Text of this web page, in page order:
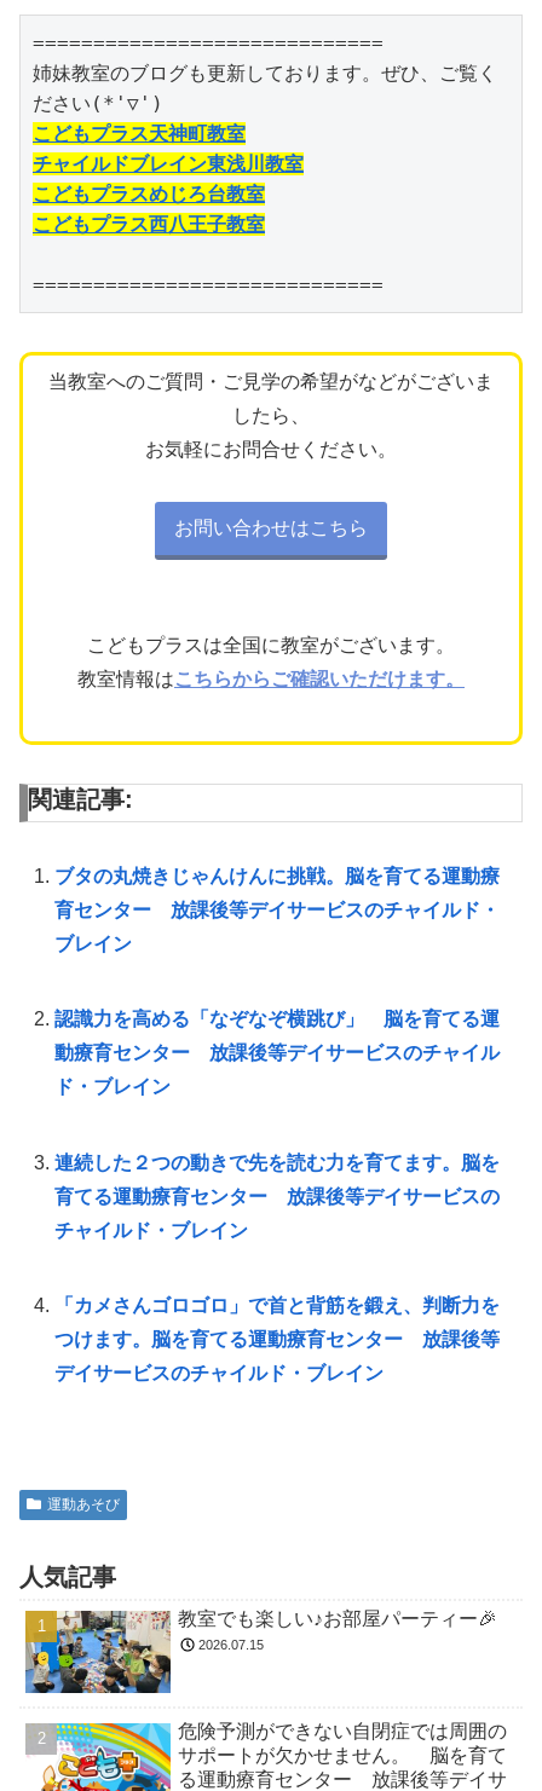
=============================
姉妹教室のブログも更新しております。ぜひ、ご覧く
こどもプラス天神町教室
チャイルドブレイン東浅川教室
こどもプラスめじろ台教室
こどもプラス西八王子教室
=============================
当教室へのご質問・ご見学の希望がなどがございま
したら、
お気軽にお問合せください。
お問い合わせはこちら
こどもプラスは全国に教室がございます。
教室情報はこちらからご確認いただけます。
関連記事:
ブタの丸焼きじゃんけんに挑戦。脳を育てる運動療
育センター 放課後等デイサービスのチャイルド・
ブレイン
認識力を高める「なぞなぞ横跳び」 脳を育てる運
動療育センター 放課後等デイサービスのチャイル
ド・ブレイン
連続した２つの動きで先を読む力を育てます。脳を
育てる運動療育センター 放課後等デイサービスの
チャイルド・ブレイン
「カメさんゴロゴロ」で首と背筋を鍛え、判断力を
つけます。脳を育てる運動療育センター 放課後等
デイサービスのチャイルド・ブレイン
運動あそび
人気記事
教室でも楽しい♪お部屋パーティー🎉
2026.07.15
危険予測ができない自閉症では周囲の
サポートが欠かせません。 脳を育て
る運動療育センター 放課後等デイサ